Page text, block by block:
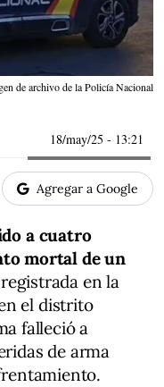
de archivo de la Policía Nacional
18/may/25 - 13:21
Agregar a Google
a cuatro
mortal de un
registrada en la
el distrito
falleció a
de arma